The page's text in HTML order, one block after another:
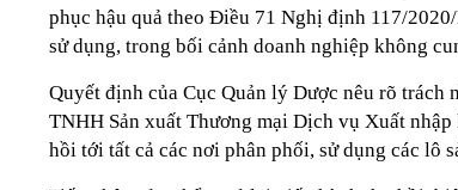
phục hậu quả theo Điều 71 Nghị định 117/
sử dụng, trong bối cảnh doanh nghiệp không
Quyết định của Cục Quản lý Dược nêu rõ trách
TNHH Sản xuất Thương mại Dịch vụ Xuất
hồi tới tất cả các nơi phân phối, sử dụng các lô